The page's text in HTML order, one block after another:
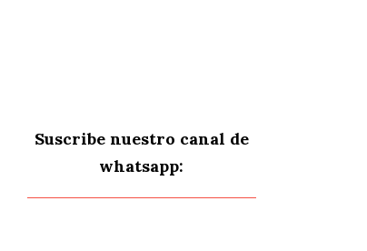
Suscribe nuestro canal de
whatsapp: